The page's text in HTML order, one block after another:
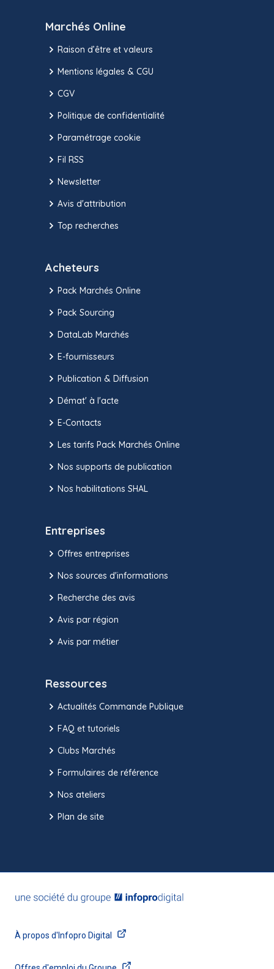
Marchés Online
Raison d’être et valeurs
Mentions légales & CGU
CGV
Politique de confidentialité
Paramétrage cookie
Fil RSS
Newsletter
Avis d'attribution
Top recherches
Acheteurs
Pack Marchés Online
Pack Sourcing
DataLab Marchés
E-fournisseurs
Publication & Diffusion
Démat' à l'acte
E-Contacts
Les tarifs Pack Marchés Online
Nos supports de publication
Nos habilitations SHAL
Entreprises
Offres entreprises
Nos sources d'informations
Recherche des avis
Avis par région
Avis par métier
Ressources
Actualités Commande Publique
FAQ et tutoriels
Clubs Marchés
Formulaires de référence
Nos ateliers
Plan de site